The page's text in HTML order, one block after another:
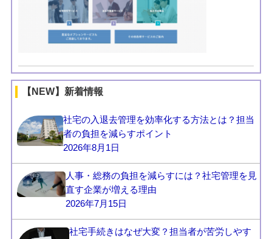
【NEW】新着情報
社宅の入退去管理を効率化する方法とは？担当
者の負担を減らすポイント
2026年8月1日
人事・総務の負担を減らすには？社宅管理を見
直す企業が増える理由
2026年7月15日
社宅手続きはなぜ大変？担当者が苦労しやす